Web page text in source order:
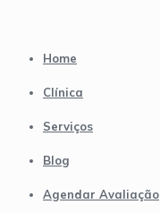
Home
Clínica
Serviços
Blog
Agendar Avaliação